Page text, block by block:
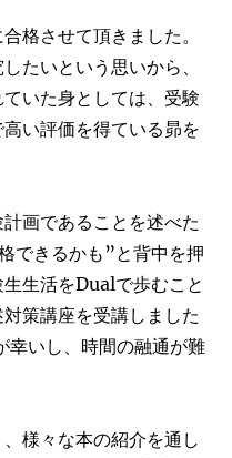
格させて頂きました。
たいという思いから、
いた身としては、受験
い評価を得ている昴を
画であることを述べた
できるかも”と背中を押
生活をDualで歩むこと
策講座を受講しました
幸いし、時間の融通が難
様々な本の紹介を通し